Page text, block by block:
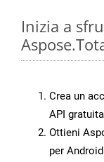
Inizia a
Crea un
API
Ottieni
per